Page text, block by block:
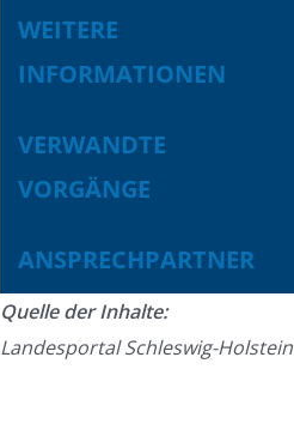
WEITERE
INFORMATIONEN
VERWANDTE
VORGÄNGE
ANSPRECHPARTNER
Quelle der Inhalte:
Landesportal Schleswig-Holstein